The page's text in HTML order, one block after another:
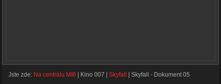
Jste zde: Na centrálu MI6 Kino 007 |Skyfall |Skyfall - Dokument 05